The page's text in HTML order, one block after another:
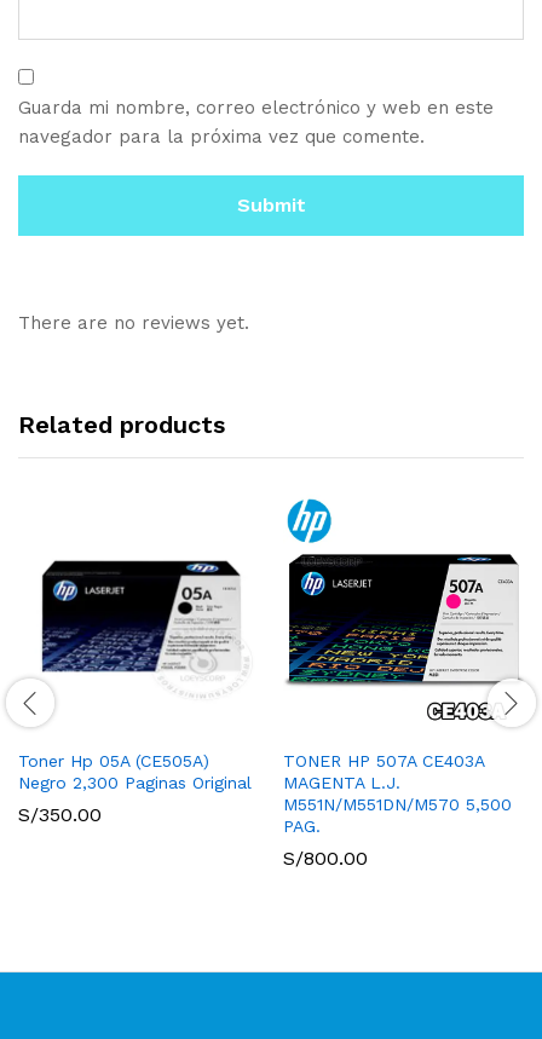
Guarda mi nombre, correo electrónico y web en este
navegador para la próxima vez que comente.
There are no reviews yet.
Related products
Toner Hp 05A (CE505A)
Negro 2,300 Paginas Original
S/350.00
TONER HP 507A CE403A
MAGENTA L.J.
M551N/M551DN/M570 5,500
PAG.
S/800.00